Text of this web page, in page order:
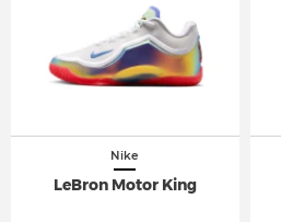
Nike
LeBron Motor King